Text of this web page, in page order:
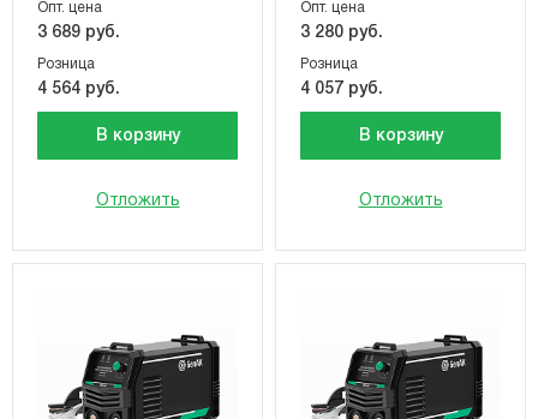
Опт. цена
3 689 руб.
В корзину
Розница
4 564 руб.
Отложить
Опт. цена
3 280 руб.
В корзину
Розница
4 057 руб.
Отложить